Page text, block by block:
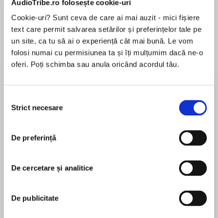
AudioTribe.ro folosește cookie-uri
Cookie-uri? Sunt ceva de care ai mai auzit - mici fișiere
text care permit salvarea setărilor și preferințelor tale pe
un site, ca tu să ai o experiență cât mai bună. Le vom
folosi numai cu permisiunea ta și îți mulțumim dacă ne-o
oferi. Poți schimba sau anula oricând acordul tău.
consimțământului
Strict necesare
De preferință
De cercetare și analitice
De publicitate
Desprecarte
Just how badly do you want to find paradise?
takes his young family to live on the tropical
Phuket is all the Finn family dreamed of – a
elephants, the gibbons sing love songs in the
jungle, the Andaman Sea is like turquoise glass
pentru această carte
Tony Parsons is the author of Man and Boy ,